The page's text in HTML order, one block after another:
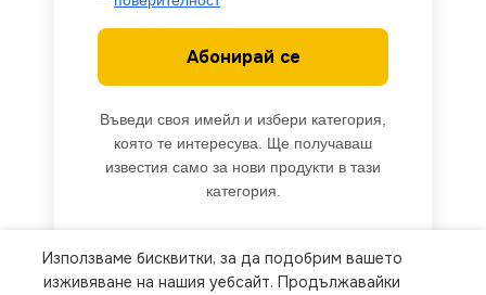
Абонирай се
Въведи своя имейл и избери категория,
която те интересува. Ще получаваш
известия само за нови продукти в тази
категория.
We use cookies to improve your experience on our
Използваме бисквитки, за да подобрим вашето
изживяване на нашия уебсайт. Продължавайки